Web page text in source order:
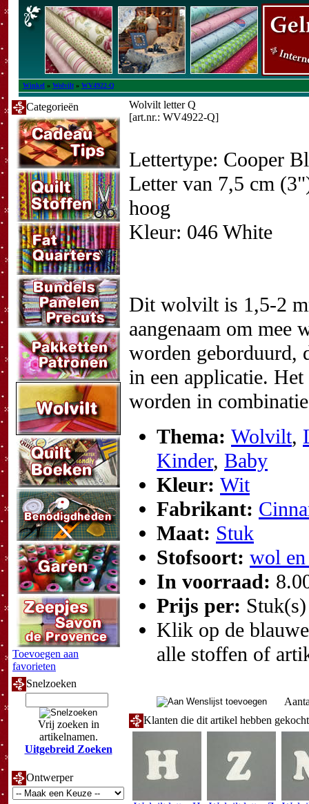
Winkel » Wolvilt » WV4922-Q
Categorieën
Toevoegen aan
favorieten
Snelzoeken
Vrij zoeken in
artikelnamen.
Uitgebreid Zoeken
Ontwerper
Wolvilt letter Q
[art.nr.: WV4922-Q]
Lettertype: Cooper
Letter van 7,5 cm
hoog
Kleur: 046 White
Dit wolvilt is 1,5-2
aangenaam om mee
worden geborduurd,
in een applicatie.
worden in
Thema: Wolvilt,
Kinder, Baby
Kleur: Wit
Fabrikant:
Maat: Stuk
Stofsoort: wol
In voorraad:
Prijs per: Stuk(s)
Klik op de
alle stoffen of
Klanten die dit artikel hebben